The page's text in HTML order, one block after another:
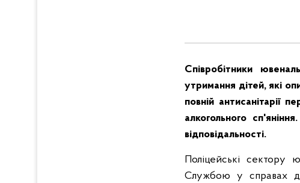
Співробітники
утримання дітей, які
повній антисанітарії
алкогольного
відповідальності.
Поліцейські сектору
Службою у справах